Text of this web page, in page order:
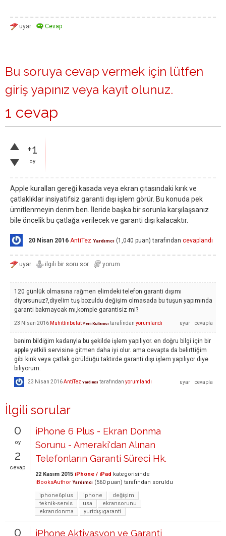
Bu soruya cevap vermek için lütfen
giriş yapınız veya kayıt olunuz.
1 cevap
+1
oy
Apple kuralları gereği kasada veya ekran çıtasındaki kırık ve
çatlaklıklar insiyatifsiz garanti dışı işlem görür. Bu konuda pek
ümitlenmeyin derim ben. İleride başka bir sorunla karşılaşsanız
bile öncelik bu çatlağa verilecek ve garanti dışı kalacaktır.
20 Nisan 2016 AntiTez Yardımcı (1,040 puan) tarafından cevaplandı
120 günlük olmasına rağmen elimdeki telefon garanti dışımı
diyorsunuz?,diyelim tuş bozuldu değişim olmasada bu tuşun yapımında
garanti bakmaycak mı,komple garantisiz mi?
23 Nisan 2016 Muhittinbulat Yeni Kullanıcı tarafından yorumlandı
benim bildiğim kadarıyla bu şekilde işlem yapılıyor. en doğru bilgi için bir
apple yetkili servisine gitmen daha iyi olur. ama cevapta da belirttiğim
gibi kırık veya çatlak görüldüğü taktirde garanti dışı işlem yapılıyor diye
biliyorum.
23 Nisan 2016AntiTez Yardımcı tarafından yorumlandı
İlgili sorular
0
oy
2
cevap
iPhone 6 Plus - Ekran Donma
Sorunu - Ameraki'dan Alınan
Telefonların Garanti Süreci Hk.
22 Kasım 2015 iPhone / iPad kategorisinde
iBooksAuthor Yardımcı (560 puan) tarafından soruldu
iphone6plus
iphone
değişim
teknik-servis
usa
ekransorunu
ekrandonma
yurtdışıgaranti
0 iPhone Aktivasyon ve Garanti